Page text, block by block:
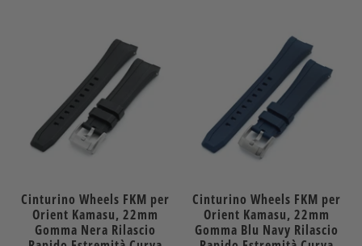
Cinturino Wheels FKM per
Orient Kamasu, 22mm
Gomma Nera Rilascio
Cinturino Wheels FKM per
Orient Kamasu, 22mm
Gomma Blu Navy Rilascio